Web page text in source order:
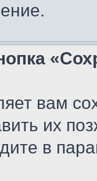
вам
их
в